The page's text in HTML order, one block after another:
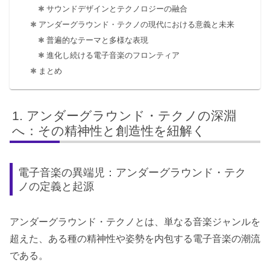
サウンドデザインとテクノロジーの融合
アンダーグラウンド・テクノの現代における意義と未来
普遍的なテーマと多様な表現
進化し続ける電子音楽のフロンティア
まとめ
アンダーグラウンド・テクノの深淵
へ：その精神性と創造性を紐解く
電子音楽の異端児：アンダーグラウンド・テク
ノの定義と起源
アンダーグラウンド・テクノとは、単なる音楽ジャンルを
超えた、ある種の精神性や姿勢を内包する電子音楽の潮流
である。